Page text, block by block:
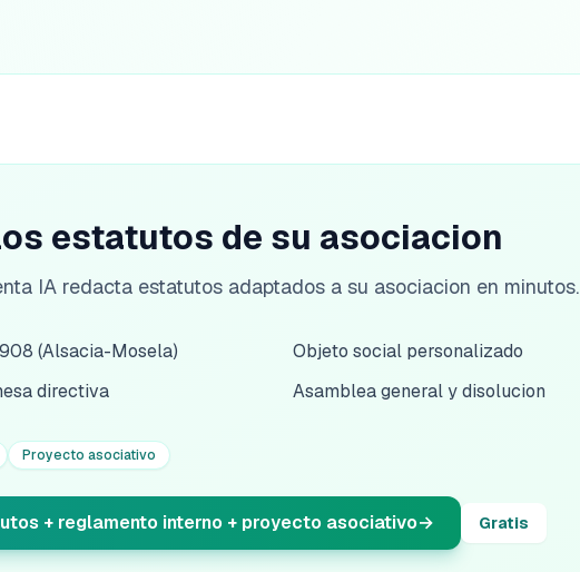
estatutos de su asociacion
IA redacta estatutos adaptados a su asociacion en minutos.
(Alsacia-Mosela)
Objeto social personalizado
directiva
Asamblea general y disolucion
Proyecto asociativo
+ reglamento interno + proyecto asociativo→ Gratis